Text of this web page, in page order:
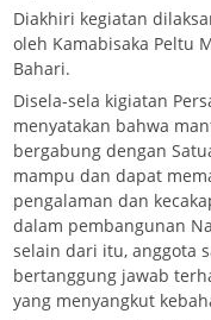
Diakhiri kegiatan
oleh Kamabisaka Peltu
Bahari.
Disela-sela kigiatan
menyatakan bahwa
bergabung dengan
mampu dan dapat
pengalaman dan
dalam pembangunan
selain dari itu, anggota
bertanggung jawab
yang menyangkut